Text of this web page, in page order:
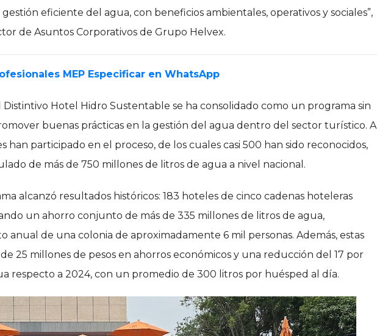
eficiente del agua, con beneficios ambientales, operativos y sociales”,
de Asuntos Corporativos de Grupo Helvex.
MEP Especificar en WhatsApp
Distintivo Hotel Hidro Sustentable se ha consolidado como un programa sin
buenas prácticas en la gestión del agua dentro del sector turístico. A
han participado en el proceso, de los cuales casi 500 han sido reconocidos,
de más de 750 millones de litros de agua a nivel nacional.
alcanzó resultados históricos: 183 hoteles de cinco cadenas hoteleras
un ahorro conjunto de más de 335 millones de litros de agua,
anual de una colonia de aproximadamente 6 mil personas. Además, estas
25 millones de pesos en ahorros económicos y una reducción del 17 por
respecto a 2024, con un promedio de 300 litros por huésped al día.